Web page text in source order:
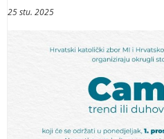
25 stu. 2025